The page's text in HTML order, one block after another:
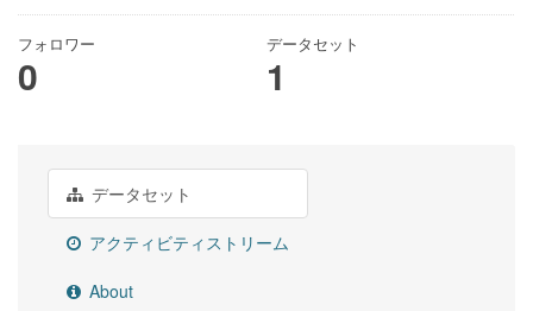
フォロワー
0
データセット
1
データセット
アクティビティストリーム
About